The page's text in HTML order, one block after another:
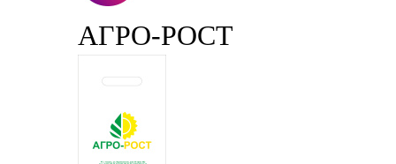
АГРО-РОСТ